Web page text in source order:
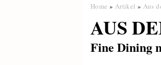
Home » Artikel » Aus
AUS
Fine Dining